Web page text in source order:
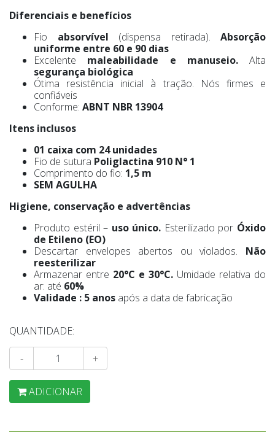
Diferenciais e benefícios
Fio absorvível (dispensa retirada). Absorção
uniforme entre 60 e 90 dias
Excelente maleabilidade e manuseio. Alta
segurança biológica
Ótima resistência inicial à tração. Nós firmes e
confiáveis
Conforme: ABNT NBR 13904
Itens inclusos
01 caixa com 24 unidades
Fio de sutura Poliglactina 910 N° 1
Comprimento do fio: 1,5 m
SEM AGULHA
Higiene, conservação e advertências
Produto estéril – uso único. Esterilizado por Óxido
de Etileno (EO)
Descartar envelopes abertos ou violados. Não
reesterilizar
Armazenar entre 20°C e 30°C. Umidade relativa do
ar: até 60%
Validade : 5 anos após a data de fabricação
QUANTIDADE:
- +
ADICIONAR